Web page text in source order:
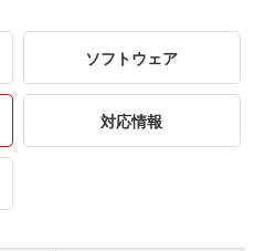
ソフトウェア
対応情報